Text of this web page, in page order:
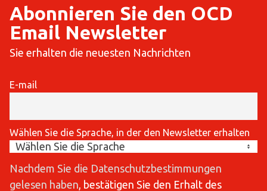
Abonnieren Sie den OCD
Email Newsletter
Sie erhalten die neuesten Nachrichten
E-mail
Wählen Sie die Sprache, in der den Newsletter erhalten
Nachdem Sie die Datenschutzbestimmungen
gelesen haben , bestätigen Sie den Erhalt des